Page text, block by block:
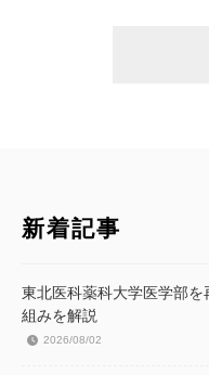
新着記事
東北医科薬科大学医学部
組みを解説
2026/08/02